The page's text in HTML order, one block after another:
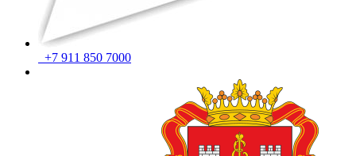
+7 911 850 7000